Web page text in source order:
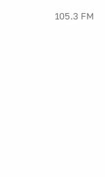
105.3 FM